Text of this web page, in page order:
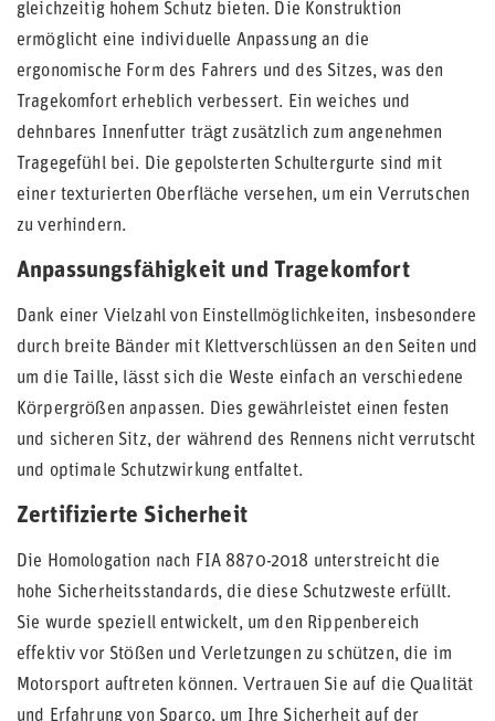
gleichzeitig hohem Schutz bieten. Die Konstruktion
ermöglicht eine individuelle Anpassung an die
ergonomische Form des Fahrers und des Sitzes, was den
Tragekomfort erheblich verbessert. Ein weiches und
dehnbares Innenfutter trägt zusätzlich zum angenehmen
Tragegefühl bei. Die gepolsterten Schultergurte sind mit
einer texturierten Oberfläche versehen, um ein Verrutschen
zu verhindern.
Anpassungsfähigkeit und Tragekomfort
Dank einer Vielzahl von Einstellmöglichkeiten, insbesondere
durch breite Bänder mit Klettverschlüssen an den Seiten und
um die Taille, lässt sich die Weste einfach an verschiedene
Körpergrößen anpassen. Dies gewährleistet einen festen
und sicheren Sitz, der während des Rennens nicht verrutscht
und optimale Schutzwirkung entfaltet.
Zertifizierte Sicherheit
Die Homologation nach FIA 8870-2018 unterstreicht die
hohe Sicherheitsstandards, die diese Schutzweste erfüllt.
Sie wurde speziell entwickelt, um den Rippenbereich
effektiv vor Stößen und Verletzungen zu schützen, die im
Motorsport auftreten können. Vertrauen Sie auf die Qualität
und Erfahrung von Sparco, um Ihre Sicherheit auf der